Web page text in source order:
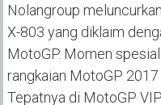
Nolangroup
X-803 yang diklaim
MotoGP. Momen
rangkaian MotoGP
Tepatnya di MotoGP